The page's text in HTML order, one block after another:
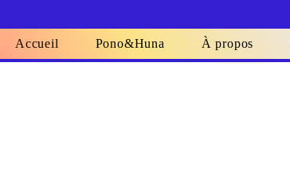
Accueil Pono&Huna À propos